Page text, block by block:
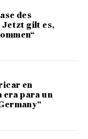
des
gilt es,
en
era para un